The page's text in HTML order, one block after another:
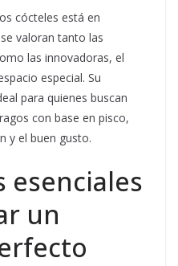
cócteles está en
valoran tanto las
las innovadoras, el
especial. Su
para quienes buscan
con base en pisco,
y el buen gusto.
esenciales
un